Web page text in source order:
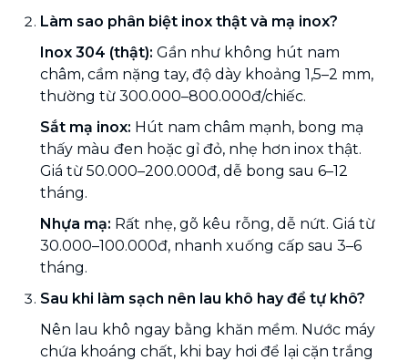
Làm sao phân biệt inox thật và mạ inox?
Inox 304 (thật): Gần như không hút nam
châm, cầm nặng tay, độ dày khoảng 1,5–2 mm,
thường từ 300.000–800.000đ/chiếc.
Sắt mạ inox: Hút nam châm mạnh, bong mạ
thấy màu đen hoặc gỉ đỏ, nhẹ hơn inox thật.
Giá từ 50.000–200.000đ, dễ bong sau 6–12
tháng.
Nhựa mạ: Rất nhẹ, gõ kêu rỗng, dễ nứt. Giá từ
30.000–100.000đ, nhanh xuống cấp sau 3–6
tháng.
Sau khi làm sạch nên lau khô hay để tự khô?
Nên lau khô ngay bằng khăn mềm. Nước máy
chứa khoáng chất, khi bay hơi để lại cặn trắng